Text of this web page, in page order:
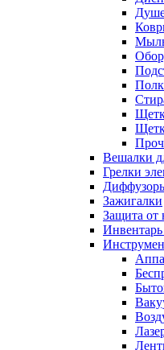
Вешалки
Грелки
Зажигалки
Защита от
Инвентарь